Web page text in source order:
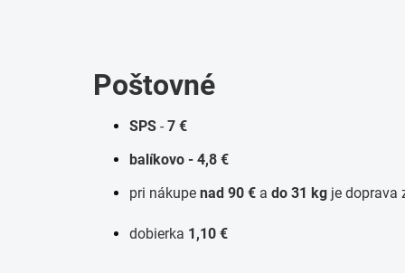
Poštovné
SPS - 7 €
balíkovo - 4,8 €
pri nákupe nad 90 € a do 31 kg je doprava
dobierka 1,10 €